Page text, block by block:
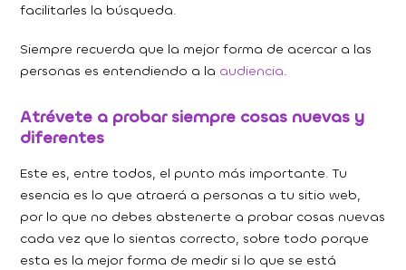
facilitarles la búsqueda.
Siempre recuerda que la mejor forma de acercar a las
personas es entendiendo a la audiencia.
Atrévete a probar siempre cosas nuevas y
diferentes
Este es, entre todos, el punto más importante. Tu
esencia es lo que atraerá a personas a tu sitio web,
por lo que no debes abstenerte a probar cosas nuevas
cada vez que lo sientas correcto, sobre todo porque
esta es la mejor forma de medir si lo que se está